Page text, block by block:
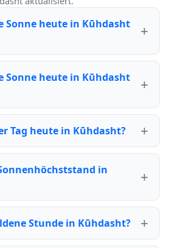
Sonne heute in Kūhdasht
Sonne heute in Kūhdasht
Tag heute in Kūhdasht?
in
Stunde in Kūhdasht?